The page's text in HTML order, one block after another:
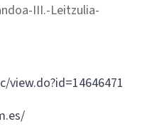
III.-Leitzulia-